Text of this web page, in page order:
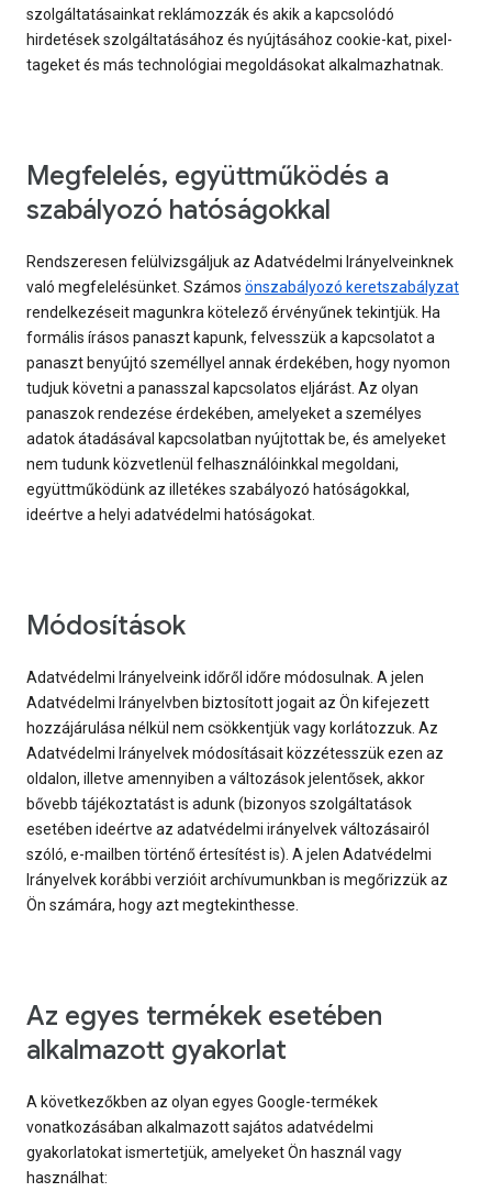
szolgáltatásainkat reklámozzák és akik a kapcsolódó
hirdetések szolgáltatásához és nyújtásához cookie-kat, pixel-
tageket és más technológiai megoldásokat alkalmazhatnak.
Megfelelés, együttműködés a
szabályozó hatóságokkal
Rendszeresen felülvizsgáljuk az Adatvédelmi Irányelveinknek
való megfelelésünket. Számos önszabályozó keretszabályzat
rendelkezéseit magunkra kötelező érvényűnek tekintjük. Ha
formális írásos panaszt kapunk, felvesszük a kapcsolatot a
panaszt benyújtó személlyel annak érdekében, hogy nyomon
tudjuk követni a panasszal kapcsolatos eljárást. Az olyan
panaszok rendezése érdekében, amelyeket a személyes
adatok átadásával kapcsolatban nyújtottak be, és amelyeket
nem tudunk közvetlenül felhasználóinkkal megoldani,
együttműködünk az illetékes szabályozó hatóságokkal,
ideértve a helyi adatvédelmi hatóságokat.
Módosítások
Adatvédelmi Irányelveink időről időre módosulnak. A jelen
Adatvédelmi Irányelvben biztosított jogait az Ön kifejezett
hozzájárulása nélkül nem csökkentjük vagy korlátozzuk. Az
Adatvédelmi Irányelvek módosításait közzétesszük ezen az
oldalon, illetve amennyiben a változások jelentősek, akkor
bővebb tájékoztatást is adunk (bizonyos szolgáltatások
esetében ideértve az adatvédelmi irányelvek változásairól
szóló, e-mailben történő értesítést is). A jelen Adatvédelmi
Irányelvek korábbi verzióit archívumunkban is megőrizzük az
Ön számára, hogy azt megtekinthesse.
Az egyes termékek esetében
alkalmazott gyakorlat
A következőkben az olyan egyes Google-termékek
vonatkozásában alkalmazott sajátos adatvédelmi
gyakorlatokat ismertetjük, amelyeket Ön használ vagy
használhat: